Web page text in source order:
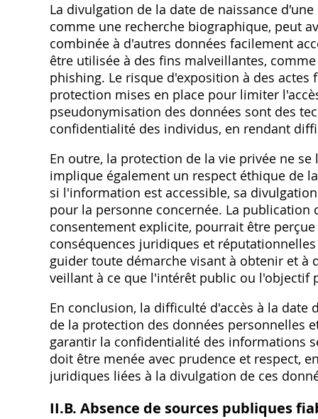
La divulgation de la date de naissance
comme une recherche biographique‚ peut
combinée à d'autres données facilement
être utilisée à des fins malveillantes‚
phishing. Le risque d'exposition à des
protection mises en place pour limiter
pseudonymisation des données sont des
confidentialité des individus‚ en rendant
En outre‚ la protection de la vie privée ne
implique également un respect éthique de
si l'information est accessible‚ sa
pour la personne concernée. La publication
consentement explicite‚ pourrait être
conséquences juridiques et
guider toute démarche visant à obtenir et à
veillant à ce que l'intérêt public ou
En conclusion‚ la difficulté d'accès à la
de la protection des données personnelles
garantir la confidentialité des informations
doit être menée avec prudence et respect‚
juridiques liées à la divulgation de ces
II.B. Absence de sources publiques